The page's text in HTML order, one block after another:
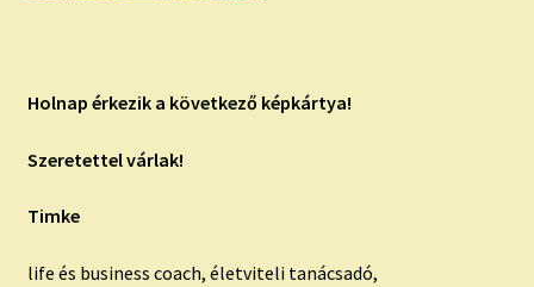
Holnap érkezik a következő képkártya!
Szeretettel várlak!
Timke
life és business coach, életviteli tanácsadó,